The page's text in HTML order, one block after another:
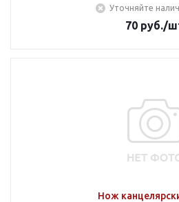
Уточняйте
70руб./
Нож